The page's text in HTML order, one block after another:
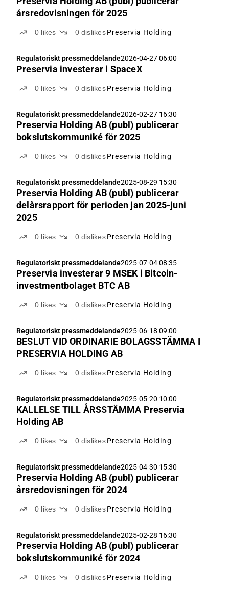
årsredovisningen för 2025
0 likes 0 dislikes Preservia Holding
Regulatoriskt pressmeddelande2026-04-27 06:00
Preservia investerar i SpaceX
0 likes 0 dislikes Preservia Holding
Regulatoriskt pressmeddelande2026-02-27 16:30
Preservia Holding AB (publ) publicerar
bokslutskommuniké för 2025
0 likes 0 dislikes Preservia Holding
Regulatoriskt pressmeddelande2025-08-29 15:30
Preservia Holding AB (publ) publicerar
delårsrapport för perioden jan 2025-juni
2025
0 likes 0 dislikes Preservia Holding
Regulatoriskt pressmeddelande2025-07-04 08:35
Preservia investerar 9 MSEK i Bitcoin-
investmentbolaget BTC AB
0 likes 0 dislikes Preservia Holding
Regulatoriskt pressmeddelande2025-06-18 09:00
BESLUT VID ORDINARIE BOLAGSSTÄMMA I
PRESERVIA HOLDING AB
0 likes 0 dislikes Preservia Holding
Regulatoriskt pressmeddelande2025-05-20 10:00
KALLELSE TILL ÅRSSTÄMMA Preservia
Holding AB
0 likes 0 dislikes Preservia Holding
Regulatoriskt pressmeddelande2025-04-30 15:30
Preservia Holding AB (publ) publicerar
årsredovisningen för 2024
0 likes 0 dislikes Preservia Holding
Regulatoriskt pressmeddelande2025-02-28 16:30
Preservia Holding AB (publ) publicerar
bokslutskommuniké för 2024
0 likes 0 dislikes Preservia Holding